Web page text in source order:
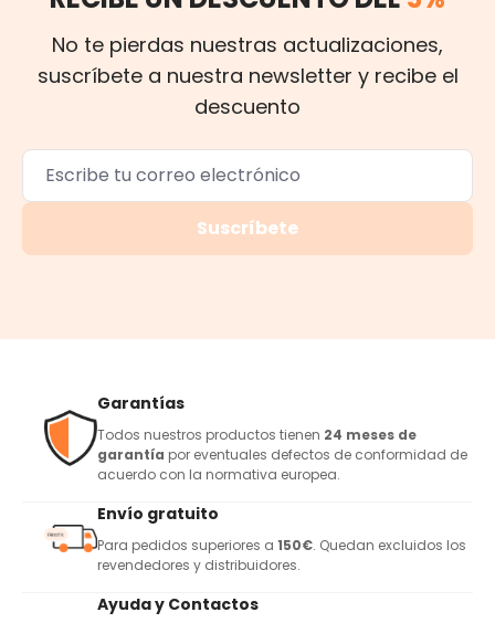
No te pierdas nuestras actualizaciones,
suscríbete a nuestra newsletter y recibe el
descuento
Suscríbete
Garantías
Todos nuestros productos tienen 24 meses de
garantía por eventuales defectos de conformidad de
acuerdo con la normativa europea.
Envío gratuito
Para pedidos superiores a 150€. Quedan excluidos los
revendedores y distribuidores.
Ayuda y Contactos